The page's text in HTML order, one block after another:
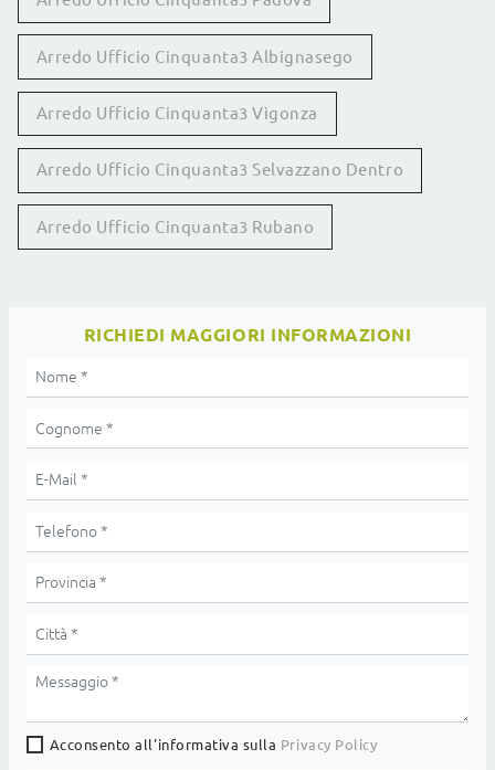
Arredo Ufficio Cinquanta3 Albignasego
Arredo Ufficio Cinquanta3 Vigonza
Arredo Ufficio Cinquanta3 Selvazzano Dentro
Arredo Ufficio Cinquanta3 Rubano
RICHIEDI MAGGIORI INFORMAZIONI
Acconsento all'informativa sulla Privacy Policy